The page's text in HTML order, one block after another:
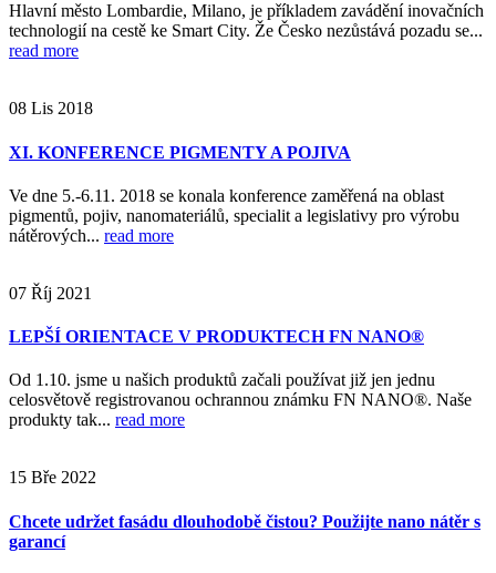
Hlavní město Lombardie, Milano, je příkladem zavádění inovačních
technologií na cestě ke Smart City. Že Česko nezůstává pozadu se...
read more
08 Lis 2018
XI. KONFERENCE PIGMENTY A POJIVA
Ve dne 5.-6.11. 2018 se konala konference zaměřená na oblast
pigmentů, pojiv, nanomateriálů, specialit a legislativy pro výrobu
nátěrových... read more
07 Říj 2021
LEPŠÍ ORIENTACE V PRODUKTECH FN NANO®
Od 1.10. jsme u našich produktů začali používat již jen jednu
celosvětově registrovanou ochrannou známku FN NANO®. Naše
produkty tak... read more
15 Bře 2022
Chcete udržet fasádu dlouhodobě čistou? Použijte nano nátěr s
garancí